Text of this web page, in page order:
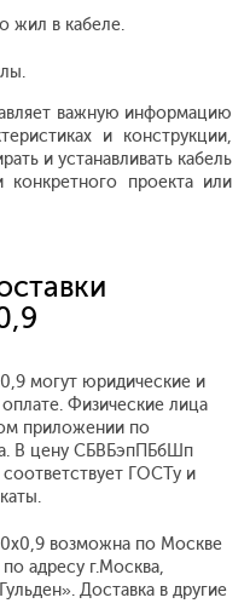
жил в кабеле.
важную информацию
и конструкции,
и устанавливать кабель
конкретного проекта или
могут юридические и
Физические лица
приложении по
В цену СБВБэпПБбШп
ГОСТу и
возможна по Москве
адресу г.Москва,
Доставка в другие